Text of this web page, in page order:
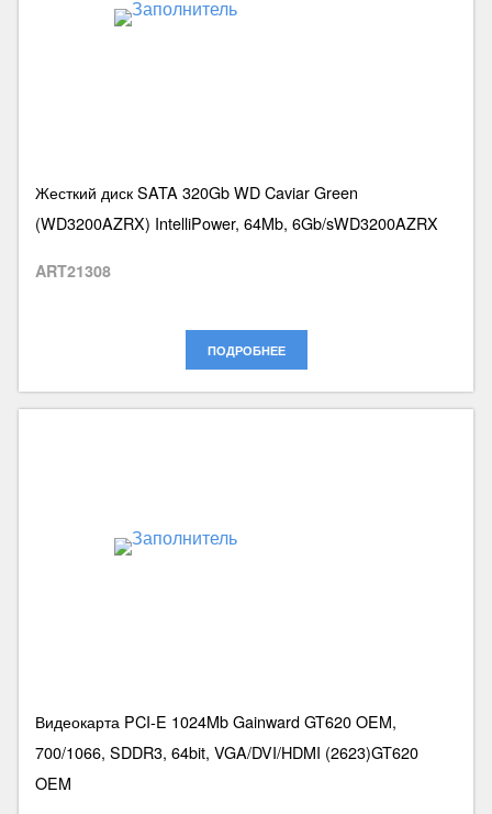
Жесткий диск SATA 320Gb WD Caviar Green
(WD3200AZRX) IntelliPower, 64Mb, 6Gb/sWD3200AZRX
ART21308
ПОДРОБНЕЕ
Видеокарта PCI-E 1024Mb Gainward GT620 OEM,
700/1066, SDDR3, 64bit, VGA/DVI/HDMI (2623)GT620
OEM